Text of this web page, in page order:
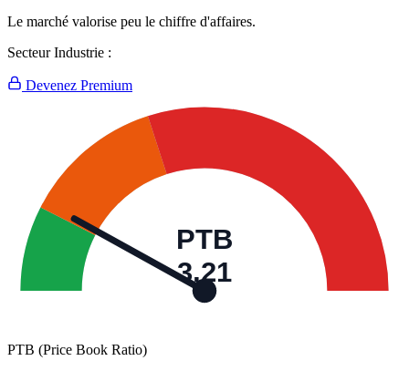
Le marché valorise peu le chiffre d'affaires.
Secteur Industrie :
Devenez Premium
PTB
3,21
PTB (Price Book Ratio)